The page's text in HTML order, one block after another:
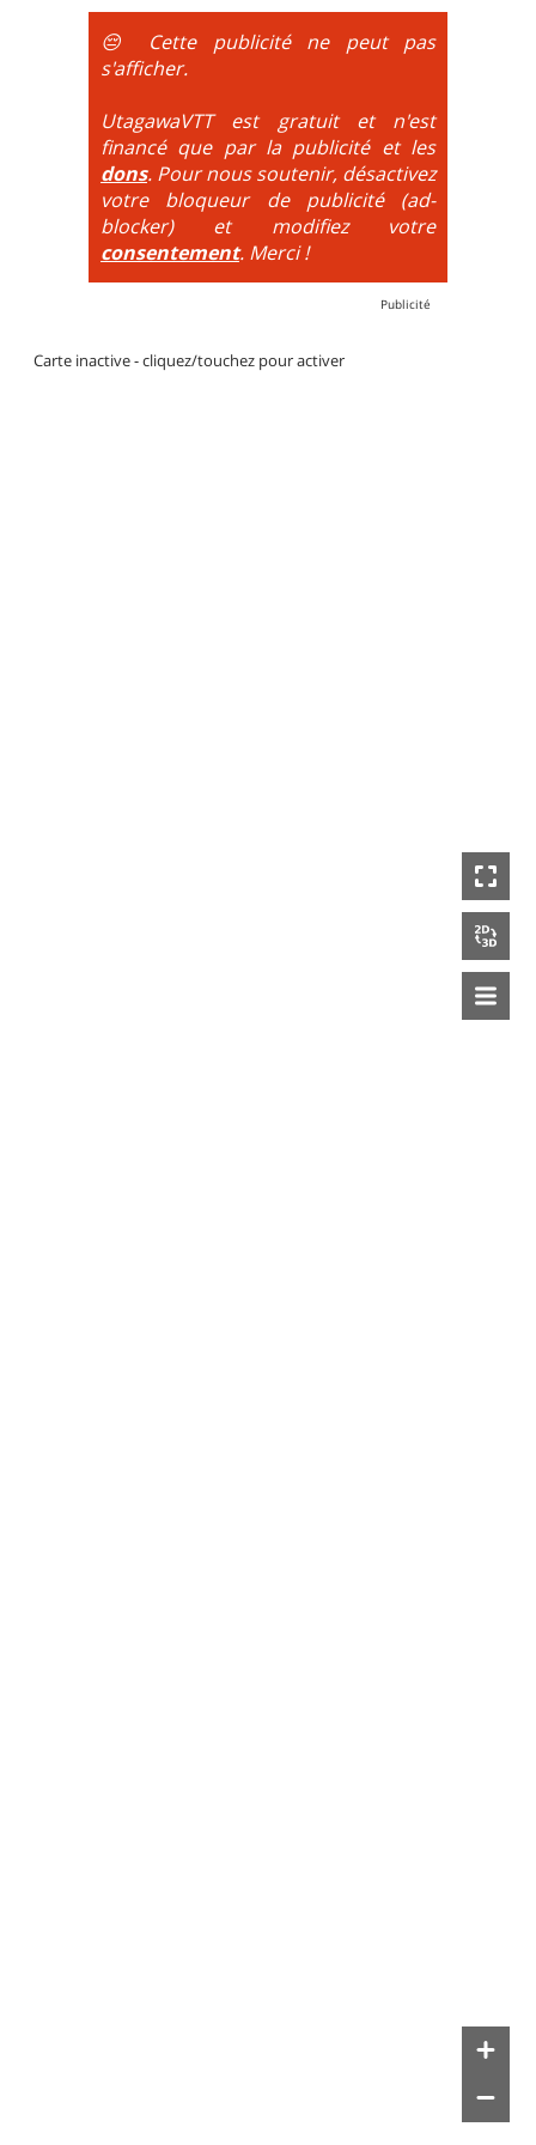
obligatoire.
DH / Gravity : Seule la descente se passe sur le vélo.
La montée est faite via navette ou remontée
mécanique. La difficulté de la descente est indiquée
par des couleurs lorsqu'il s'agit de bikeparks. Vélo
tout suspendu et protections du corps obligatoires.
😔 Cette publicité ne peut pas
s'afficher.
UtagawaVTT est gratuit et n'est
financé que par la publicité et les
dons. Pour nous soutenir, désactivez
votre bloqueur de publicité (ad-
blocker) et modifiez votre
consentement. Merci !